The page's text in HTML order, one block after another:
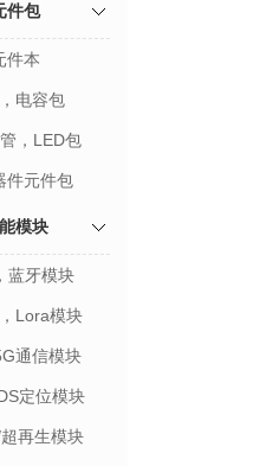
件包
件本
电容包
，LED包
件元件包
模块
蓝牙模块
Lora模块
通信模块
定位模块
再生模块